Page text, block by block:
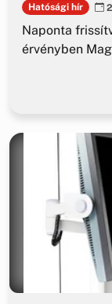
Hatósági hír
Naponta
érvényben